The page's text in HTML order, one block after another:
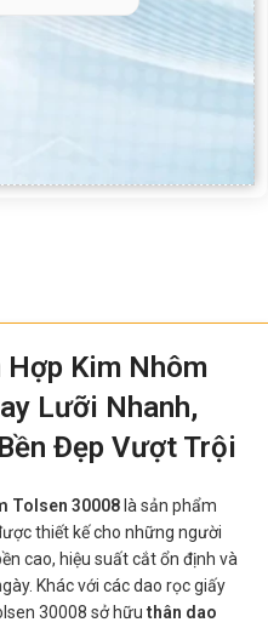
Hợp Kim Nhôm
Lưỡi Nhanh,
Đẹp Vượt Trội
Tolsen 30008 là sản phẩm
thiết kế cho những người
cao, hiệu suất cắt ổn định và
Khác với các dao rọc giấy
30008 sở hữuthân dao